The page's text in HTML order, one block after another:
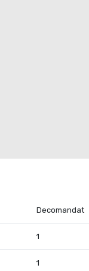
Decomandat
1
1